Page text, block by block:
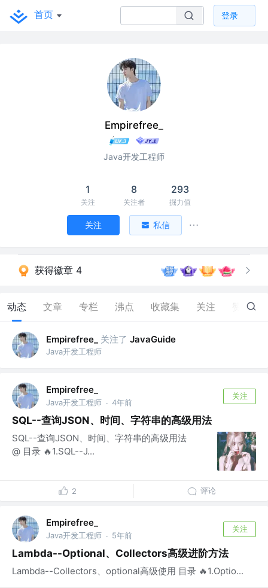
首页 登录
Empirefree_
Java开发工程师
1
关注
8
关注者
293
掘力值
关注 私信
获得徽章 4
动态 文章 专栏 沸点 收藏集 关注 9
Empirefree_ 关注了 JavaGuide
Java开发工程师
Empirefree_
Java开发工程师 · 4年前
关注
SQL--查询JSON、时间、字符串的高级用法
SQL--查询JSON、时间、字符串的高级用法
@ 目录 🔥1.SQL--J...
2 评论
Empirefree_
Java开发工程师 · 5年前
关注
Lambda--Optional、Collectors高级进阶方法
Lambda--Collectors、optional高级使用 目录 🔥1.Optio...